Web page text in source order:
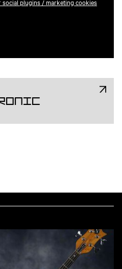
social plugins / marketing cookies